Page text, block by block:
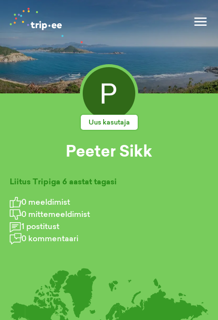
Uus kasutaja
Peeter Sikk
Liitus Tripiga 6 aastat tagasi
0 meeldimist
0 mittemeeldimist
1 postitust
0 kommentaari